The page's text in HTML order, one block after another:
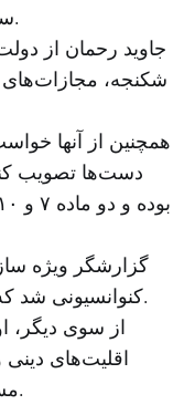
سنین پایین مرتکب جنایت شده بودند.
جاوید رحمان از
شکنجه، مجازات‌های
همچنین از آنها
دست‌ها تصویب
گزارشگر ویژه
کنوانسیونی شد که تبعیض علیه زنان را ریشه کن کند.
از سوی دیگر،
اقلیت‌های
مساوی در این کشور برخوردار باشند.